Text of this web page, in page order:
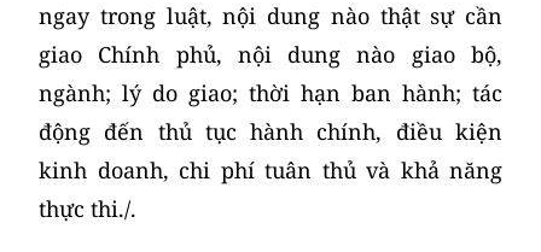
ngay trong luật, nội dung nào thật sự cần
giao Chính phủ, nội dung nào giao bộ,
ngành; lý do giao; thời hạn ban hành; tác
động đến thủ tục hành chính, điều kiện
kinh doanh, chi phí tuân thủ và khả năng
thực thi./.